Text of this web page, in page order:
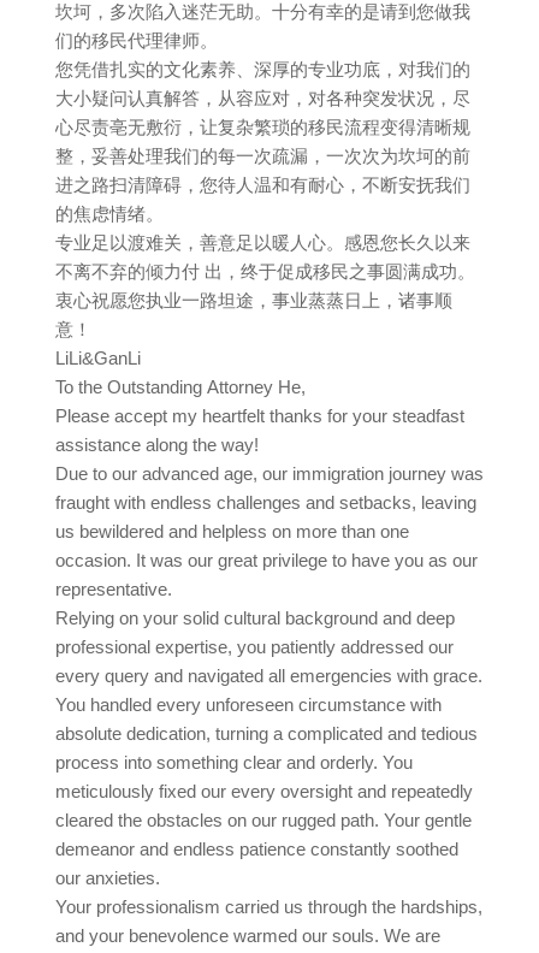
坎坷，多次陷入迷茫无助。十分有幸的是请到您做我
们的移民代理律师。
您凭借扎实的文化素养、深厚的专业功底，对我们的
大小疑问认真解答，从容应对，对各种突发状况，尽
心尽责亳无敷衍，让复杂繁琐的移民流程变得清晰规
整，妥善处理我们的每一次疏漏，一次次为坎坷的前
进之路扫清障碍，您待人温和有耐心，不断安抚我们
的焦虑情绪。
专业足以渡难关，善意足以暖人心。感恩您长久以来
不离不弃的倾力付 出，终于促成移民之事圆满成功。
衷心祝愿您执业一路坦途，事业蒸蒸日上，诸事顺
意！
LiLi&GanLi
To the Outstanding Attorney He,
Please accept my heartfelt thanks for your steadfast
assistance along the way!
Due to our advanced age, our immigration journey was
fraught with endless challenges and setbacks, leaving
us bewildered and helpless on more than one
occasion. It was our great privilege to have you as our
representative.
Relying on your solid cultural background and deep
professional expertise, you patiently addressed our
every query and navigated all emergencies with grace.
You handled every unforeseen circumstance with
absolute dedication, turning a complicated and tedious
process into something clear and orderly. You
meticulously fixed our every oversight and repeatedly
cleared the obstacles on our rugged path. Your gentle
demeanor and endless patience constantly soothed
our anxieties.
Your professionalism carried us through the hardships,
and your benevolence warmed our souls. We are